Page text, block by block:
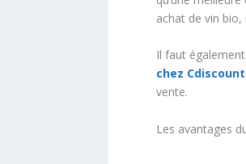
achat de vin
Il faut
chez Cdiscount
vente.
Les avantages